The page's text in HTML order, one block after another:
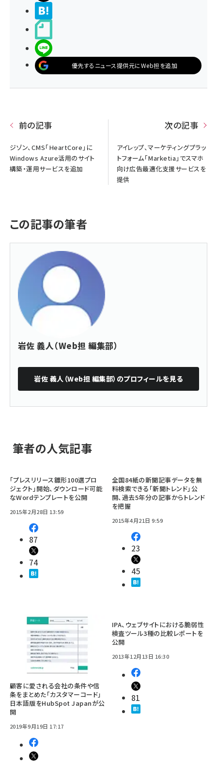
優先するニュース提供元にWeb担を追加
前の記事
ジゾン、CMS「HeartCore」に
Windows Azure活用のサイト
構築・運用サービスを追加
次の記事
アイレップ、マーケティングプラッ
トフォーム「Marketia」でスマホ
向け広告最適化支援サービスを
提供
この記事の筆者
岩佐 義人（Web担 編集部）
岩佐 義人（Web担 編集部） のプロフィールを見る
筆者の人気記事
「プレスリリース雛形100選プロ
ジェクト」開始、ダウンロード可能
なWordテンプレートを公開
2015年2月28日 13:59
87
74
全国84紙の新聞記事データを無
料検索できる「新聞トレンド」公
開、過去5年分の記事からトレンド
を把握
2015年4月21日 9:59
23
45
顧客に愛される会社の条件や信
条をまとめた「カスタマーコード」
日本語版をHubSpot Japanが公
開
2019年9月19日 17:17
IPA、ウェブサイトにおける脆弱性
検査ツール3種の比較レポートを
公開
2013年12月13日 16:30
81